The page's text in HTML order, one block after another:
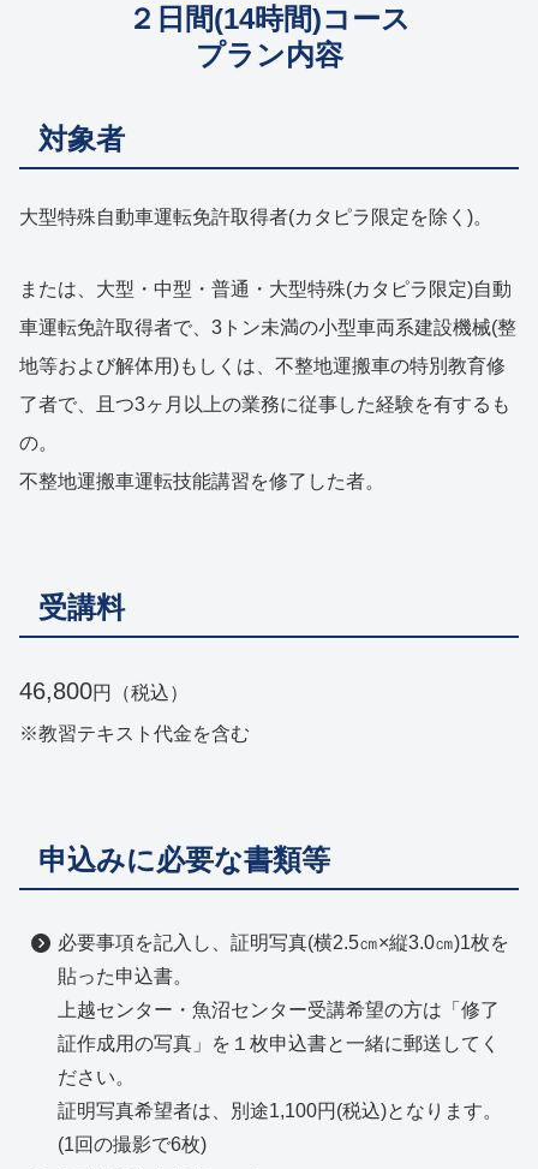
２日間(14時間)コース
プラン内容
対象者
大型特殊自動車運転免許取得者(カタピラ限定を除く)。
または、大型・中型・普通・大型特殊(カタピラ限定)自動
車運転免許取得者で、3トン未満の小型車両系建設機械(整
地等および解体用)もしくは、不整地運搬車の特別教育修
了者で、且つ3ヶ月以上の業務に従事した経験を有するも
の。
不整地運搬車運転技能講習を修了した者。
受講料
46,800円（税込）
※教習テキスト代金を含む
申込みに必要な書類等
必要事項を記入し、証明写真(横2.5㎝×縦3.0㎝)1枚を
貼った申込書。
上越センター・魚沼センター受講希望の方は「修了
証作成用の写真」を１枚申込書と一緒に郵送してく
ださい。
証明写真希望者は、別途1,100円(税込)となります。
(1回の撮影で6枚)